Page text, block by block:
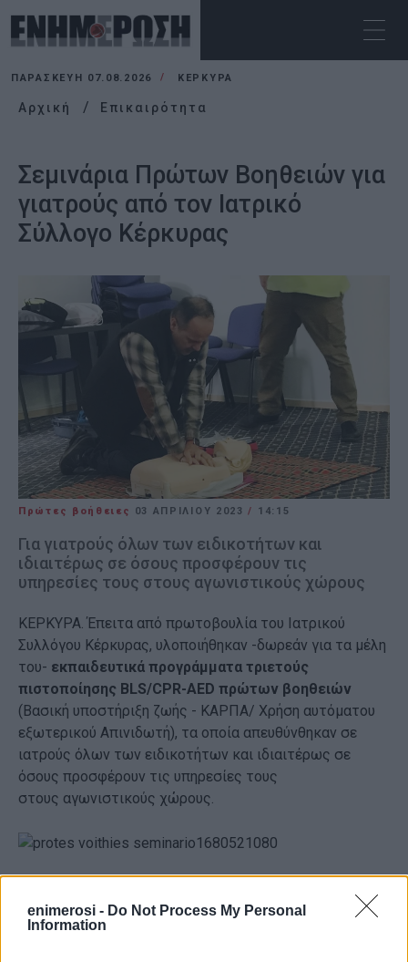
enimerosi - Do Not Process My Personal
Information
ΠΑΡΑΣΚΕΥΉ 07.08.2026 ΚΕΡΚΥΡΑ
Αρχική Επικαιρότητα
Σεμινάρια Πρώτων Βοηθειών για
γιατρούς από τον Ιατρικό
Σύλλογο Κέρκυρας
Πρώτες βοήθειες 03 ΑΠΡΙΛΊΟΥ 2023/ 14:15
Για γιατρούς όλων των ειδικοτήτων και
ιδιαιτέρως σε όσους προσφέρουν τις
υπηρεσίες τους στους αγωνιστικούς χώρους
ΚΕΡΚΥΡΑ. Έπειτα από πρωτοβουλία του Ιατρικού
Συλλόγου Κέρκυρας, υλοποιήθηκαν -δωρεάν για τα μέλη
του- εκπαιδευτικά προγράμματα τριετούς
πιστοποίησης BLS/CPR-AED πρώτων βοηθειών
(Βασική υποστήριξη ζωής - ΚΑΡΠΑ/ Χρήση αυτόματου
εξωτερικού Απινιδωτή), τα οποία απευθύνθηκαν σε
ιατρούς όλων των ειδικοτήτων και ιδιαιτέρως σε
όσους προσφέρουν τις υπηρεσίες τους
στους αγωνιστικούς χώρους.
Ο Ιατρικός Σύλλογος Κέρκυρας, ο οποίος ανέλαβε το